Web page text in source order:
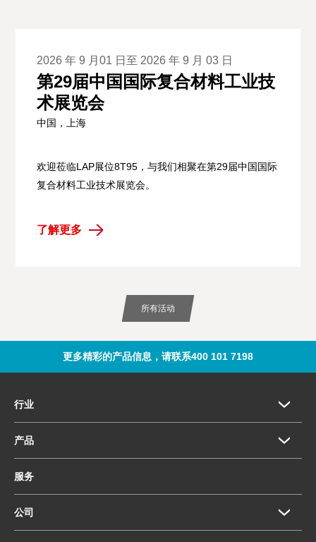
2026 年 9 月01 日至 2026 年 9 月 03 日
第29届中国国际复合材料工业技
术展览会
中国，上海
欢迎莅临LAP展位8T95，与我们相聚在第29届中国国际
复合材料工业技术展览会。
了解更多
所有活动
更多精彩的产品信息，请联系400 101 7198
行业
产品
服务
公司